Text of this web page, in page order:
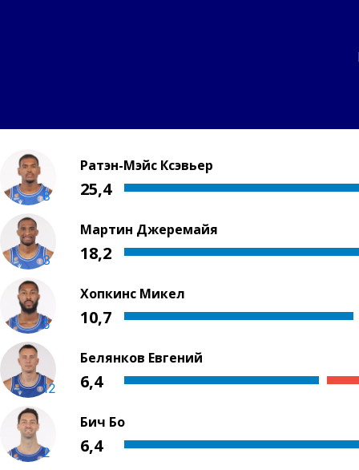
8
Ратэн-Мэйс Ксэвьер
25,4
3
Мартин Джеремайя
18,2
5
Хопкинс Микел
10,7
12
Белянков Евгений
6,4
2
Бич Бо
6,4